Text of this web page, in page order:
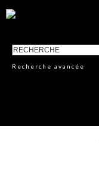
Recherche avancée